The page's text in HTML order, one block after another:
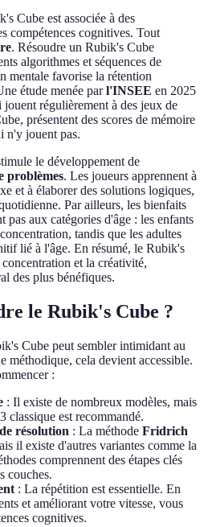
Cube est associée à des
compétences cognitives. Tout
. Résoudre un Rubik's Cube
algorithmes et séquences de
mentale favorise la rétention
étude menée parl'INSEE en 2025
jouent régulièrement à des jeux de
présentent des scores de mémoire
n'y jouent pas.
le développement de
problèmes. Les joueurs apprennent à
et à élaborer des solutions logiques,
Par ailleurs, les bienfaits
aux catégories d'âge : les enfants
tandis que les adultes
lié à l'âge. En résumé, le Rubik's
et la créativité,
des plus bénéfiques.
le Rubik's Cube ?
Cube peut sembler intimidant au
méthodique, cela devient accessible.
:
: Il existe de nombreux modèles, mais
classique est recommandé.
résolution : La méthode Fridrich
il existe d'autres variantes comme la
comprennent des étapes clés
couches.
: La répétition est essentielle. En
et améliorant votre vitesse, vous
cognitives.